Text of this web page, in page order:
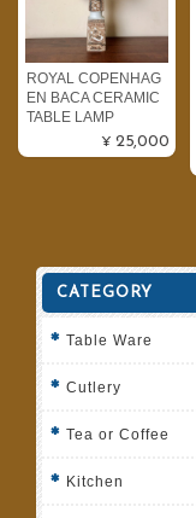
ROYAL COPENHAG
EN BACA CERAMIC
TABLE LAMP
¥25,000
CATEGORY
Table Ware
Cutlery
Tea or Coffee
Kitchen